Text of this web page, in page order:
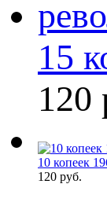
15
120
10 копеек
120 руб.